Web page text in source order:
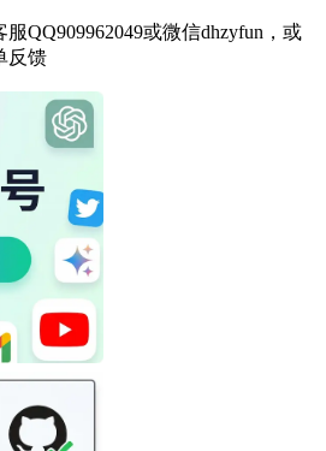
QQ909962049或微信dhzyfun，或
反馈